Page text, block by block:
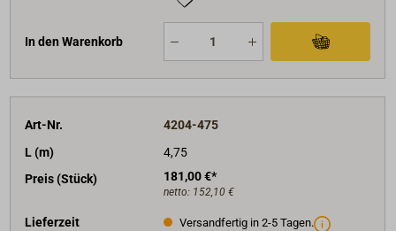
In den Warenkorb
Art-Nr.
4204-475
L (m)
4,75
Preis (Stück)
181,00 €*
netto: 152,10 €
Lieferzeit Versandfertig in 2-5 Tagen.